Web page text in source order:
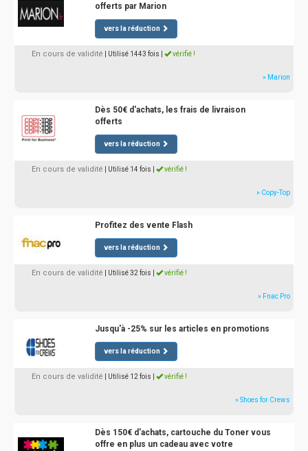
offerts par Marion
vers la réduction
En cours de validité | Utilisé 1443 fois vérifié !
» Marion
Dès 50€ d'achats, les frais de livraison
offerts
vers la réduction
En cours de validité | Utilisé 14 fois vérifié !
» Copy-Top
Profitez des vente Flash
vers la réduction
En cours de validité | Utilisé 32 fois vérifié !
» Fnac Pro
Jusqu'à -25% sur les articles en promotions
vers la réduction
En cours de validité | Utilisé 12 fois vérifié !
» Shoes for Crews
Dès 150€ d'achats, cartouche du Toner vous
offre en plus un cadeau avec votre